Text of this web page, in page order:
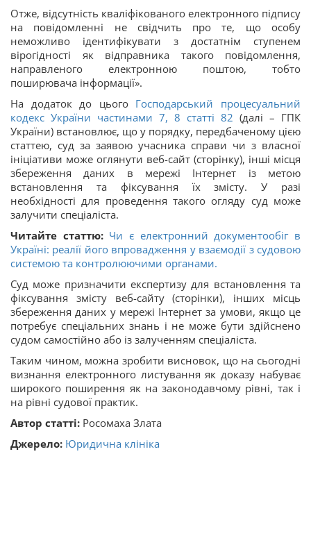
Отже, відсутність кваліфікованого електронного підпису
на повідомленні не свідчить про те, що особу
неможливо ідентифікувати з достатнім ступенем
вірогідності як відправника такого повідомлення,
направленого електронною поштою, тобто
поширювача інформації».
На додаток до цього Господарський процесуальний
кодекс України частинами 7, 8 статті 82 (далі – ГПК
України) встановлює, що у порядку, передбаченому цією
статтею, суд за заявою учасника справи чи з власної
ініціативи може оглянути веб-сайт (сторінку), інші місця
збереження даних в мережі Інтернет із метою
встановлення та фіксування їх змісту. У разі
необхідності для проведення такого огляду суд може
залучити спеціаліста.
Читайте статтю: Чи є електронний документообіг в
Україні: реалії його впровадження у взаємодії з судовою
системою та контролюючими органами.
Суд може призначити експертизу для встановлення та
фіксування змісту веб-сайту (сторінки), інших місць
збереження даних у мережі Інтернет за умови, якщо це
потребує спеціальних знань і не може бути здійснено
судом самостійно або із залученням спеціаліста.
Таким чином, можна зробити висновок, що на сьогодні
визнання електронного листування як доказу набуває
широкого поширення як на законодавчому рівні, так і
на рівні судової практик.
Автор статті: Росомаха Злата
Джерело: Юридична клініка